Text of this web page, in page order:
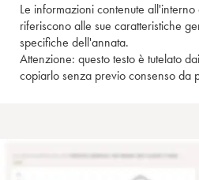
Le informazioni contenute
riferiscono alle sue caratteristiche
specifiche dell'annata.
Attenzione: questo testo è tutelato
copiarlo senza previo consenso da